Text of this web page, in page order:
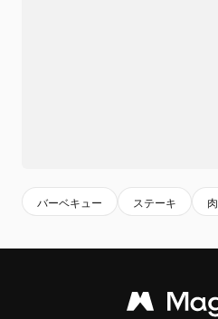
バーベキュー ステーキ 肉